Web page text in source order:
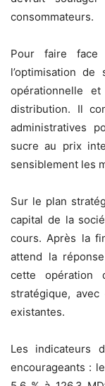
consommateurs.
Pour faire
l’optimisation de
opérationnelle
distribution. Il
administratives
sucre au prix
sensiblement les
Sur le plan
capital de la
cours. Après la
attend la
cette opération
stratégique,
existantes.
Les indicateurs
encourageants :